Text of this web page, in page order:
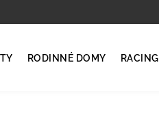
RODINNÉ DOMY RACING